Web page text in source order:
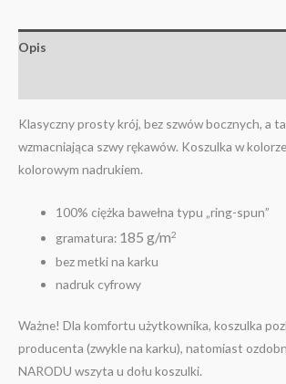
Opis
Klasyczny prosty krój, bez szwów bocznych, a
wzmacniająca szwy rękawów. Koszulka w
kolorowym nadrukiem.
100% ciężka bawełna typu „ring-spun”
gramatura: 185 g/m2
bez metki na karku
nadruk cyfrowy
Ważne! Dla komfortu użytkownika, koszulka
producenta (zwykle na karku), natomiast
NARODU wszyta u dołu koszulki.